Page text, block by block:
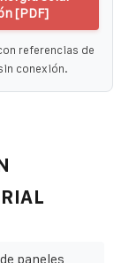
[PDF]
referencias de
conexión.
paneles